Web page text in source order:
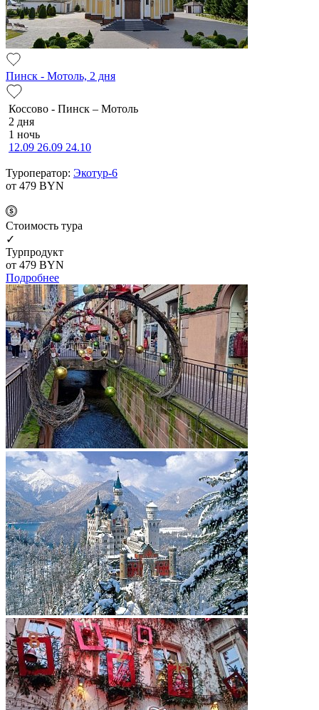
Пинск - Мотоль, 2 дня
Коссово - Пинск – Мотоль
2 дня
1 ночь
12.09 26.09 24.10
Туроператор: Экотур-6
от 479 BYN
Cтоимость тура
✓
Турпродукт
от 479 BYN
Подробнее